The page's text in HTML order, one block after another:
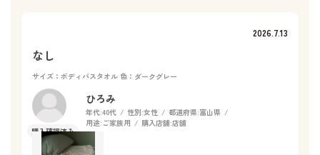
2026.7.13
なし
サイズ：ボディバスタオル 色：ダークグレー
ひろみ
年代:40代 性別:女性 都道府県:富山県
用途: ご家族用 購入店舗:店舗